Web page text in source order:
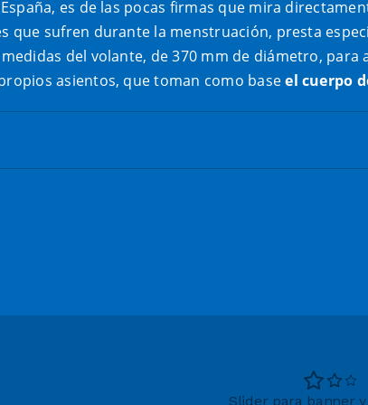
es de las pocas firmas que mira
que sufren durante la menstruación, presta
del volante, de 370 mm de diámetro, para
asientos, que toman como baseel cuerpo
Slider para banner